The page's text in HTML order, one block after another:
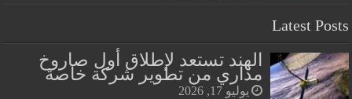
Latest Posts
الهند تستعد لإطلاق أول صاروخ
مداري من تطوير شركة خاصة
يوليو 17, 2026